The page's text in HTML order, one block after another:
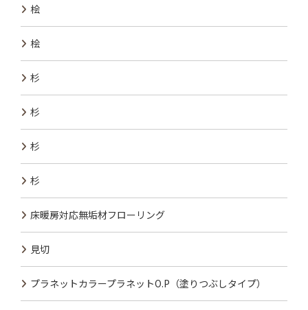
桧
桧
杉
杉
杉
杉
床暖房対応無垢材フローリング
見切
プラネットカラープラネットO.P（塗りつぶしタイプ）